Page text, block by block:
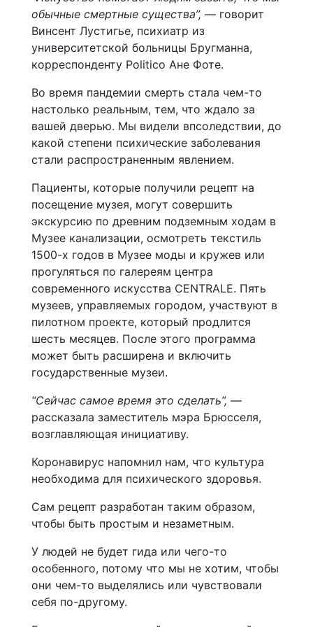
обычные смертные существа”, — говорит
Винсент Лустигье, психиатр из
университетской больницы Бругманна,
корреспонденту Politico Ане Фоте.
Во время пандемии смерть стала чем-то
настолько реальным, тем, что ждало за
вашей дверью. Мы видели впсоледствии, до
какой степени психические заболевания
стали распространенным явлением.
Пациенты, которые получили рецепт на
посещение музея, могут совершить
экскурсию по древним подземным ходам в
Музее канализации, осмотреть текстиль
1500-х годов в Музее моды и кружев или
прогуляться по галереям центра
современного искусства CENTRALE. Пять
музеев, управляемых городом, участвуют в
пилотном проекте, который продлится
шесть месяцев. После этого программа
может быть расширена и включить
государственные музеи.
“Сейчас самое время это сделать”, —
рассказала заместитель мэра Брюсселя,
возглавляющая инициативу.
Коронавирус напомнил нам, что культура
необходима для психического здоровья.
Сам рецепт разработан таким образом,
чтобы быть простым и незаметным.
У людей не будет гида или чего-то
особенного, потому что мы не хотим, чтобы
они чем-то выделялись или чувствовали
себя по-другому.